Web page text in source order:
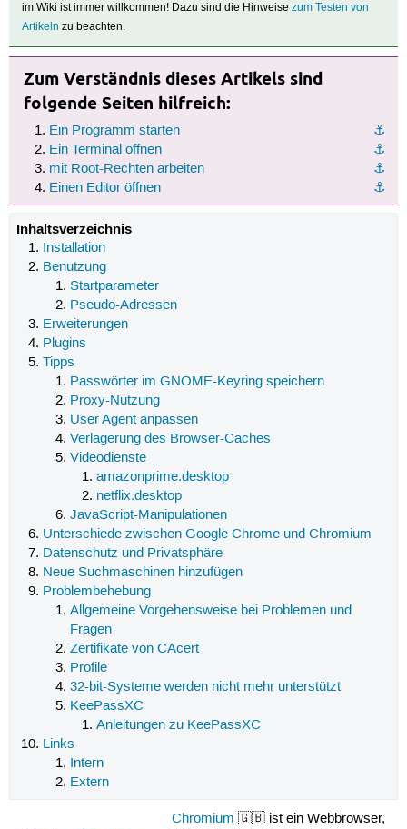
im Wiki ist immer willkommen! Dazu sind die Hinweisezum Testen von
Artikeln zu beachten.
Zum Verständnis dieses Artikels sind
folgende Seiten hilfreich:
⚓︎
Ein Programm starten
⚓︎
Ein Terminal öffnen
⚓︎
mit Root-Rechten arbeiten
⚓︎
Einen Editor öffnen
Inhaltsverzeichnis
Installation
Benutzung
Startparameter
Pseudo-Adressen
Erweiterungen
Plugins
Tipps
Passwörter im GNOME-Keyring speichern
Proxy-Nutzung
User Agent anpassen
Verlagerung des Browser-Caches
Videodienste
amazonprime.desktop
netflix.desktop
JavaScript-Manipulationen
Unterschiede zwischen Google Chrome und Chromium
Datenschutz und Privatsphäre
Neue Suchmaschinen hinzufügen
Problembehebung
Allgemeine Vorgehensweise bei Problemen und
Fragen
Zertifikate von CAcert
Profile
32-bit-Systeme werden nicht mehr unterstützt
KeePassXC
Anleitungen zu KeePassXC
Links
Intern
Extern
Chromium 🇬🇧 ist ein Webbrowser,